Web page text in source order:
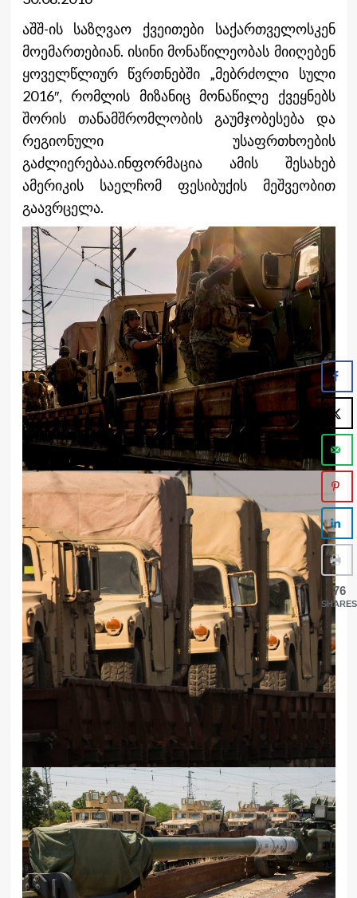
აშშ-ის საზღვაო ქვეითები საქართველოსკენ
მოემართებიან. ისინი მონაწილეობას მიიღებენ
ყოველწლიურ წვრთნებში „მებრძოლი სული
2016″, რომლის მიზანიც მონაწილე ქვეყნებს
შორის თანამშრომლობის გაუმჯობესება და
რეგიონული უსაფრთხოების
გაძლიერებაა.ინფორმაცია ამის შესახებ
ამერიკის საელჩომ ფესიბუქის მეშვეობით
გაავრცელა.
76
SHARES